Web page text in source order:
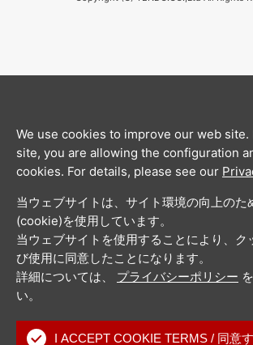
We use cookies to improve our web site.
site, you are allowing the configuration
cookies. For details, please see our
当ウェブサイトは、サイト環境の向上のた
(cookie)を使用しています。
当ウェブサイトを使用することにより、ク
び使用に同意したことになります。
詳細については、 プライバシーポリシー
い。
I ACCEPT COOKIE TERMS / 同意